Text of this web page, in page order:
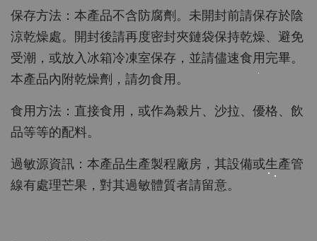
保存方法：本產品不含防腐劑。未開封前請保存於陰
涼乾燥處。開封後請再度密封夾鏈袋保持乾燥、避免
受潮，或放入冰箱冷凍室保存，並請儘速食用完畢。
本產品內附乾燥劑，請勿食用。
食用方法：直接食用，或作為榖片、沙拉、優格、飲
品等等的配料。
過敏源資訊：本產品生產製程廠房，其設備或生產管
線有處理芒果，對其過敏體質者請留意。